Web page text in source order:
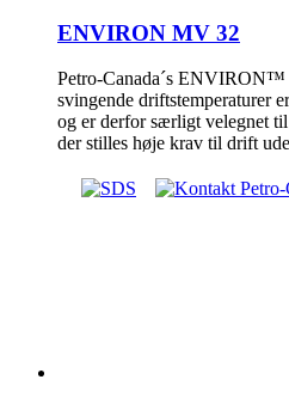
ENVIRON MV 32
Petro-Canada´s
svingende
og er derfor særligt velegnet
der stilles høje krav til drift